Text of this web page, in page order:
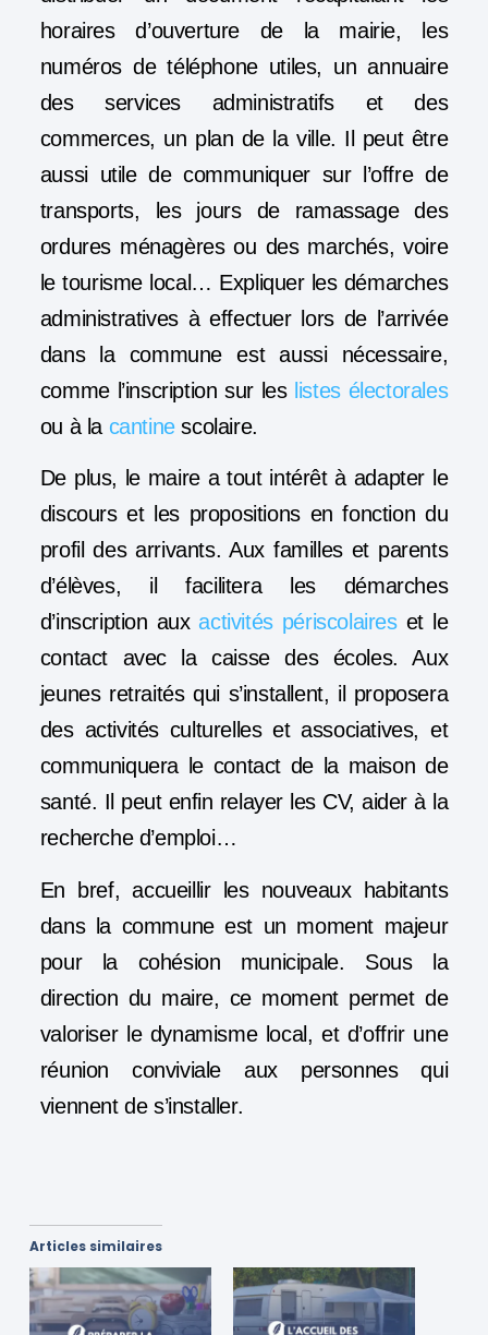
horaires d’ouverture de la mairie, les
numéros de téléphone utiles, un annuaire
des services administratifs et des
commerces, un plan de la ville. Il peut être
aussi utile de communiquer sur l’offre de
transports, les jours de ramassage des
ordures ménagères ou des marchés, voire
le tourisme local… Expliquer les démarches
administratives à effectuer lors de l’arrivée
dans la commune est aussi nécessaire,
comme l’inscription sur les listes électorales
ou à la cantinescolaire.
De plus, le maire a tout intérêt à adapter le
discours et les propositions en fonction du
profil des arrivants. Aux familles et parents
d’élèves, il facilitera les démarches
d’inscription auxactivités périscolaireset le
contact avec la caisse des écoles. Aux
jeunes retraités qui s’installent, il proposera
des activités culturelles et associatives, et
communiquera le contact de la maison de
santé. Il peut enfin relayer les CV, aider à la
recherche d’emploi…
En bref, accueillir les nouveaux habitants
dans la commune est un moment majeur
pour la cohésion municipale. Sous la
direction du maire, ce moment permet de
valoriser le dynamisme local, et d’offrir une
réunion conviviale aux personnes qui
viennent de s’installer.
Articles similaires